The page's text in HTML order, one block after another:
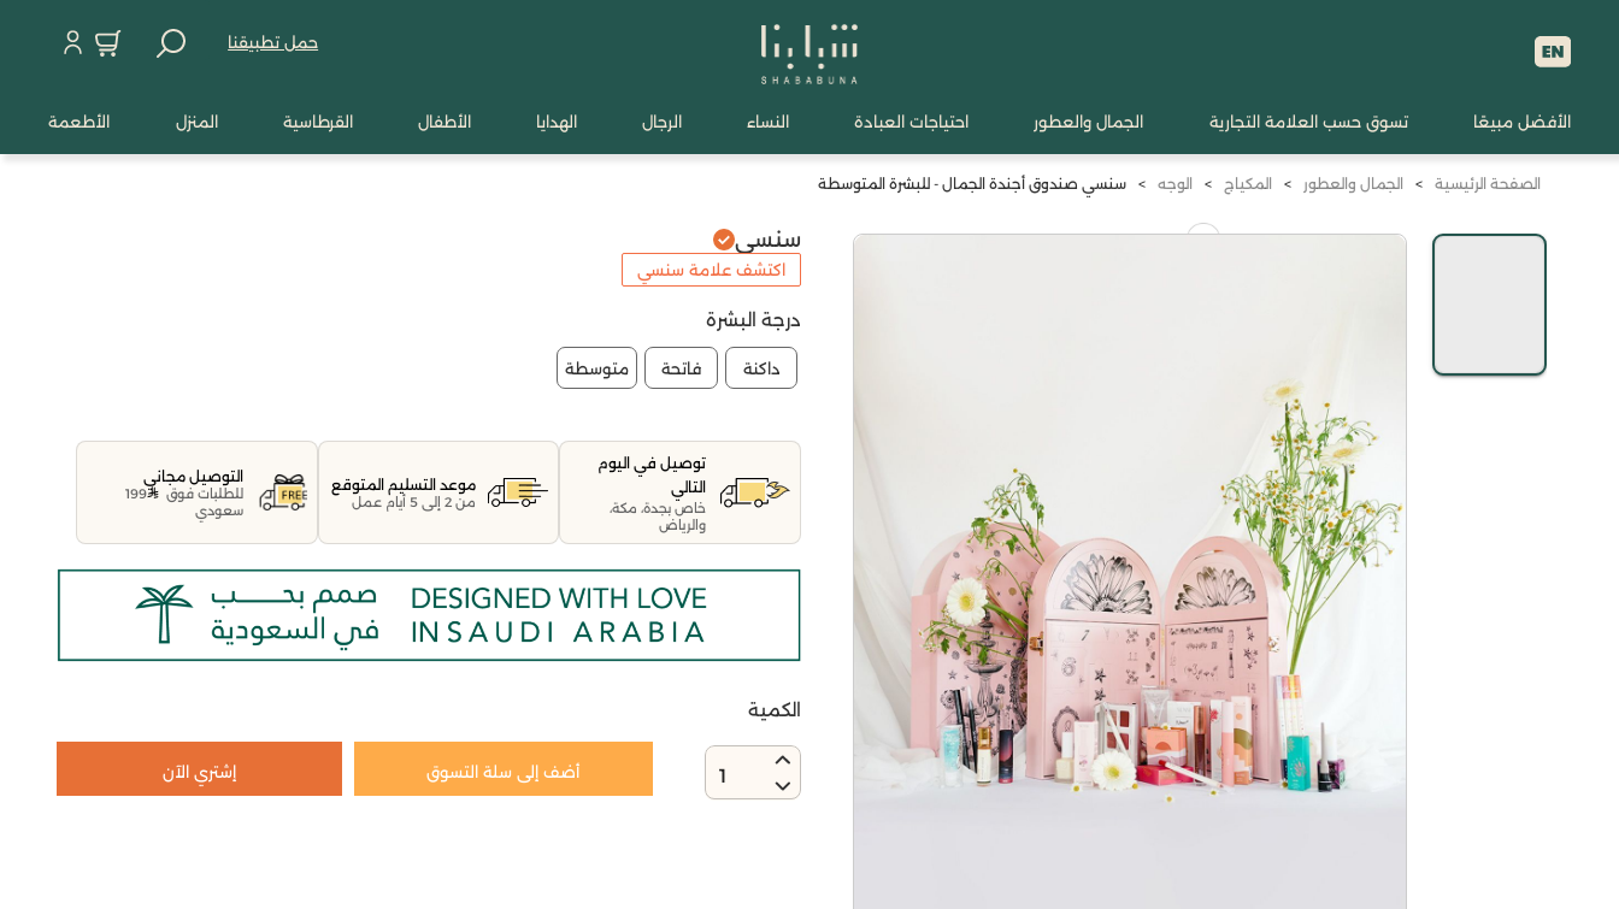
حمل تطبيقنا
الأفضل مبيعًا تسوق حسب العلامة التجارية الجمال والعطور احتياجات العبادة النساء الرجال الهدايا الأطفال القرطاسية المنزل الأطعمة
الصفحة الرئيسية > الجمال والعطور > المكياج > الوجه > سنسي صندوق أجندة الجمال - للبشرة المتوسطة
سنسي
اكتشف علامة سنسي
درجة البشرة
داكنة فاتحة متوسطة
توصيل في اليوم
التالي
خاص بجدة، مكة،
والرياض
موعد التسليم المتوقع
من 2 إلى 5 أيام عمل
التوصيل مجاني
للطلبات فوق
199
سعودي
الكمية
1 أضف إلى سلة التسوق إشتري الآن